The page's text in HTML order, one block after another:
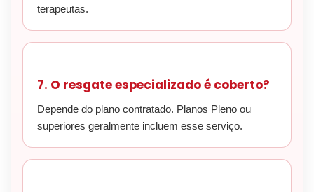
terapeutas.
7. O resgate especializado é coberto?
Depende do plano contratado. Planos Pleno ou
superiores geralmente incluem esse serviço.